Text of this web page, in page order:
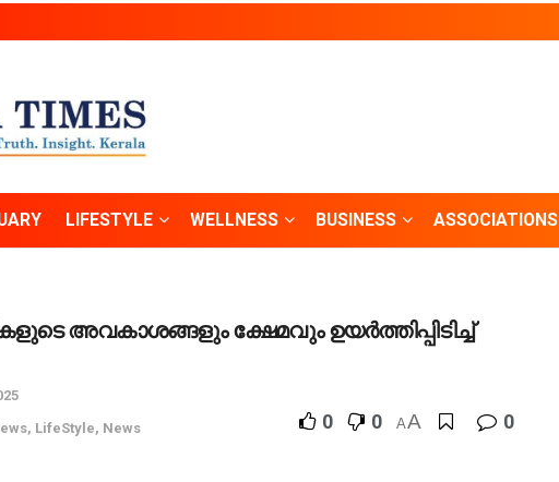
LIFESTYLE WELLNESS BUSINESS ASSOCIATIONS
അവകാശങ്ങളും ക്ഷേമവും ഉയർത്തിപ്പിടിച്ച്
, LifeStyle, News
0 0 AA 0